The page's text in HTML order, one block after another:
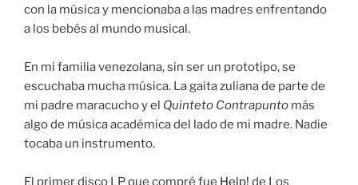
con la música y mencionaba a las madres enfrentando
a los bebés al mundo musical.
En mi familia venezolana, sin ser un prototipo, se
escuchaba mucha música. La gaita zuliana de parte de
mi padre maracucho y el Quinteto Contrapunto más
algo de música académica del lado de mi madre. Nadie
tocaba un instrumento.
El primer disco LP que compré fue Help! de Los